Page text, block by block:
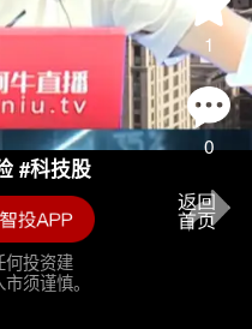
1
0
#科技股
何投资建
须谨慎。